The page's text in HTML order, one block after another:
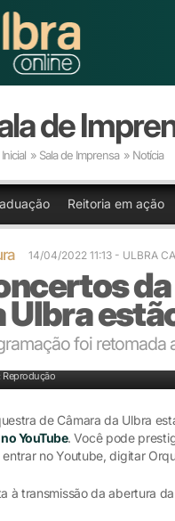
de
» Sala de Imprensa » Notícia
Reitoria em ação
14/04/2022 11:13 - ULBRA
Ulbra
foi retomada
Reprodução
de Câmara da Ulbra
YouTube. Você pode
entrar no Youtube, digitar
à transmissão da abertura